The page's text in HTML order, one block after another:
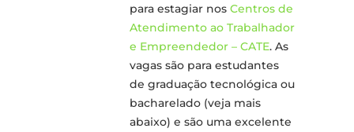
para estagiar nos Centros de
Atendimento ao Trabalhador
e Empreendedor – CATE. As
vagas são para estudantes
de graduação tecnológica ou
bacharelado (veja mais
abaixo) e são uma excelente